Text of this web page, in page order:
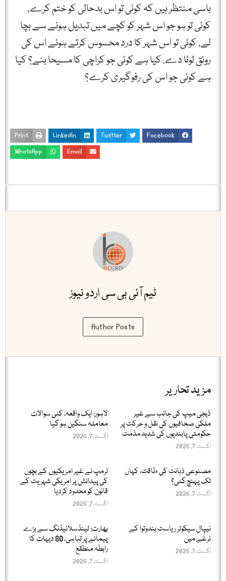
باسی منتظر ہیں کہ کوئی تو اس بدحالی کو ختم کرے,
کوئی تو ہو جو اس شہر کو کچے میں تبدیل ہونے سے بچا
لے, کوئی تو اس شہر کا درد محسوس کرتے ہوئے اس کی
رونق لوٹا دے. کیا ہے کوئی جو کراچی کا مسیحا بنے؟ کیا
ہے کوئی جو اس کی رفوگیری کرے؟
Facebook
Twitter
LinkedIn
Print
Email
WhatsApp
ٹیم آئی بی سی اردو نیوز
Author Posts
مزید تحاریر
ڈیجی میپ کی جانب سے غیر
ملکی صحافیوں کی نقل و حرکت پر
حکومتی پابندیوں کی شدید مذمت
اگست 7, 2026
لاہور: ایک واقعہ، کئی سوالات
معاملہ سنگین ہو گیا
اگست 7, 2026
مصنوعی ذہانت کی طاقت، کہاں
تک پہنچ گئی؟
اگست 7, 2026
ٹرمپ نے غیر امریکیوں کے بچوں
کی پیدائش پر امریکی شہریت کے
قانون کو محدود کردیا
اگست 7, 2026
نیپال سیکولر ریاست ہندوتوا کے
نرغے میں
اگست 7, 2026
بھارت: لینڈسلائیڈنگ سے بڑے
پیمانے پر تباہی، 80 دیہات کا
رابطہ منطقع
اگست 7, 2026